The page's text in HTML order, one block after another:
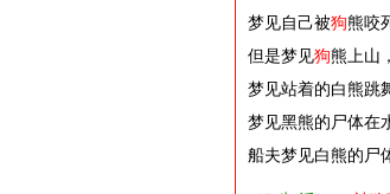
梦见自己被狗熊咬
但是梦见狗熊上山
梦见站着的白熊跳
梦见黑熊的尸体在
船夫梦见白熊的尸